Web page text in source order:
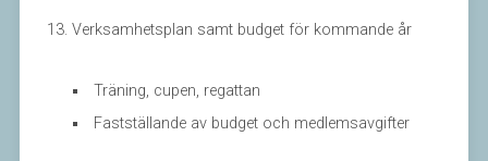
13. Verksamhetsplan samt budget för kommande år
Träning, cupen, regattan
Fastställande av budget och medlemsavgifter